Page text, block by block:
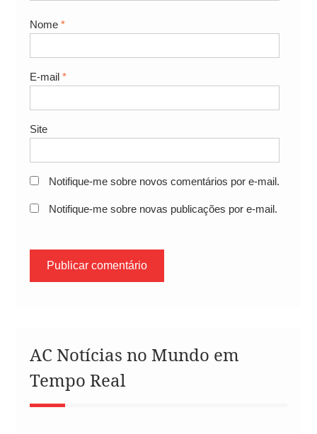
Nome *
E-mail *
Site
Notifique-me sobre novos comentários por e-mail.
Notifique-me sobre novas publicações por e-mail.
AC Notícias no Mundo em
Tempo Real